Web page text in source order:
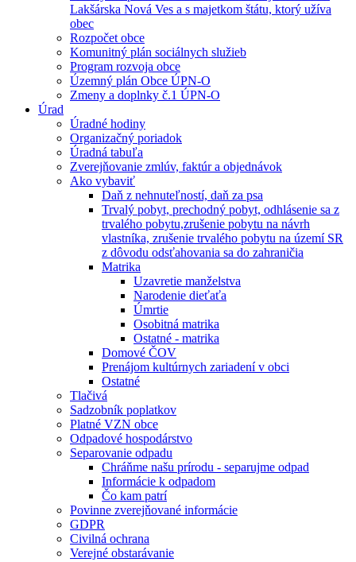
Lakšárska Nová Ves a s majetkom štátu, ktorý užíva
obec
Rozpočet obce
Komunitný plán sociálnych služieb
Program rozvoja obce
Územný plán Obce ÚPN-O
Zmeny a doplnky č.1 ÚPN-O
Úrad
Úradné hodiny
Organizačný poriadok
Úradná tabuľa
Zverejňovanie zmlúv, faktúr a objednávok
Ako vybaviť
Daň z nehnuteľností, daň za psa
Trvalý pobyt, prechodný pobyt, odhlásenie sa z
trvalého pobytu,zrušenie pobytu na návrh
vlastníka, zrušenie trvalého pobytu na území SR
z dôvodu odsťahovania sa do zahraničia
Matrika
Uzavretie manželstva
Narodenie dieťaťa
Úmrtie
Osobitná matrika
Ostatné - matrika
Domové ČOV
Prenájom kultúrnych zariadení v obci
Ostatné
Tlačivá
Sadzobník poplatkov
Platné VZN obce
Odpadové hospodárstvo
Separovanie odpadu
Chráňme našu prírodu - separujme odpad
Informácie k odpadom
Čo kam patrí
Povinne zverejňované informácie
GDPR
Civilná ochrana
Verejné obstarávanie